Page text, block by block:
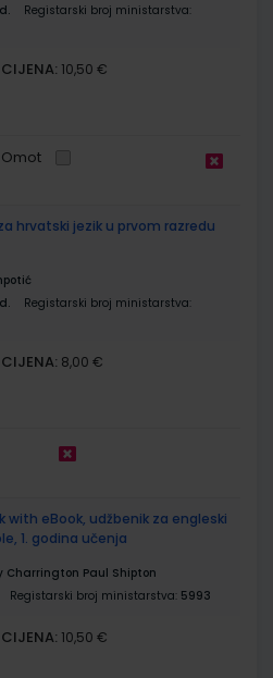
Registarski broj ministarstva:
CIJENA: 10,50 €
Omot
hrvatski jezik u prvom razredu
Registarski broj ministarstva:
CIJENA: 8,00 €
with eBook, udžbenik za engleski
1. godina učenja
Charrington Paul Shipton
Registarski broj ministarstva: 5993
CIJENA: 10,50 €